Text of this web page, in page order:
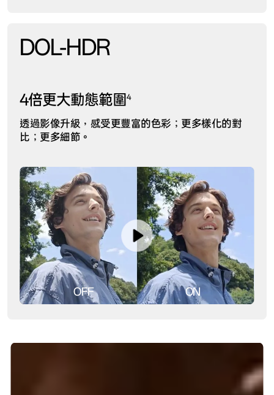
OFF ON
DOL-HDR
4倍更大動態範圍4
透過影像升級，感受更豐富的色彩；更多樣化的對
比；更多細節。